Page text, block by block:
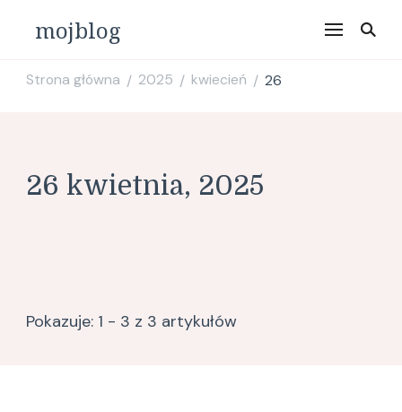
mojblog
Strona główna / 2025 / kwiecień / 26
26 kwietnia, 2025
Pokazuje: 1 - 3 z 3 artykułów